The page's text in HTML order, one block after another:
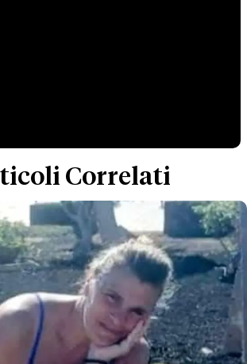
Correlati